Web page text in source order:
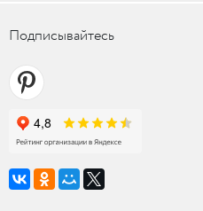
Подписывайтесь